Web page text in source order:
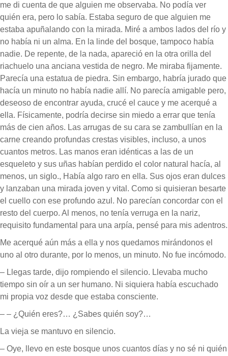
me di cuenta de que alguien me observaba. No podía ver
quién era, pero lo sabía. Estaba seguro de que alguien me
estaba apuñalando con la mirada. Miré a ambos lados del río y
no había ni un alma. En la linde del bosque, tampoco había
nadie. De repente, de la nada, apareció en la otra orilla del
riachuelo una anciana vestida de negro. Me miraba fijamente.
Parecía una estatua de piedra. Sin embargo, habría jurado que
hacía un minuto no había nadie allí. No parecía amigable pero,
deseoso de encontrar ayuda, crucé el cauce y me acerqué a
ella. Físicamente, podría decirse sin miedo a errar que tenía
más de cien años. Las arrugas de su cara se zambullían en la
carne creando profundas crestas visibles, incluso, a unos
cuantos metros. Las manos eran idénticas a las de un
esqueleto y sus uñas habían perdido el color natural hacía, al
menos, un siglo., Había algo raro en ella. Sus ojos eran dulces
y lanzaban una mirada joven y vital. Como si quisieran besarte
el cuello con ese profundo azul. No parecían concordar con el
resto del cuerpo. Al menos, no tenía verruga en la nariz,
requisito fundamental para una arpía, pensé para mis adentros.
Me acerqué aún más a ella y nos quedamos mirándonos el
uno al otro durante, por lo menos, un minuto. No fue incómodo.
– Llegas tarde, dijo rompiendo el silencio. Llevaba mucho
tiempo sin oír a un ser humano. Ni siquiera había escuchado
mi propia voz desde que estaba consciente.
– – ¿Quién eres?… ¿Sabes quién soy?…
La vieja se mantuvo en silencio.
– Oye, llevo en este bosque unos cuantos días y no sé ni quién